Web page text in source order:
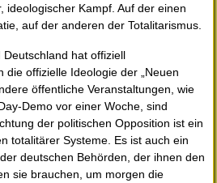
Kampf. Auf der einen
auf der anderen der Totalitarismus.
Deutschland hat offiziell
die offizielle Ideologie der „Neuen
öffentliche Veranstaltungen, wie
Demo vor einer Woche, sind
der politischen Opposition ist ein
totalitärer Systeme. Es ist auch ein
deutschen Behörden, der ihnen den
sie brauchen, um morgen die